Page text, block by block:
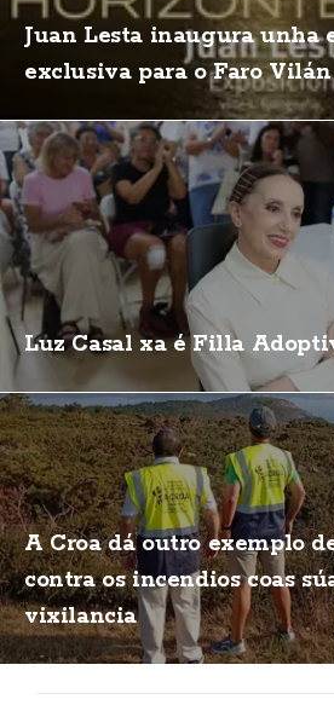
Juan Lesta inaugura unha
exclusiva para o Faro Vilán
Luz Casal xa é Filla
A Croa dá outro exemplo
contra os incendios coas
vixilancia